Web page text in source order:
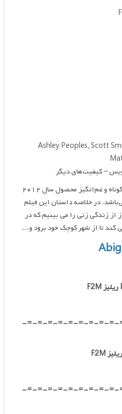
– کیفیت‌های دیگر
ابیگیل ، فیلمی کوتاه و غم‌انگیز محصول سال ۲۰۱۲
در خلاصه داستان این فیلم
از زندگی زنی را می بینیم که در
کند تا از شهر کوچک خود برود و…
-=-=-=-=-=-=-=-=-
-=-=-=-=-=-=-=-=-